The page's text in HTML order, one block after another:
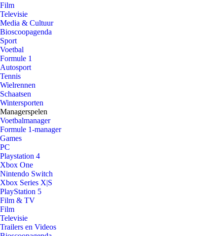
Film
Televisie
Media & Cultuur
Bioscoopagenda
Sport
Voetbal
Formule 1
Autosport
Tennis
Wielrennen
Schaatsen
Wintersporten
Managerspelen
Voetbalmanager
Formule 1-manager
Games
PC
Playstation 4
Xbox One
Nintendo Switch
Xbox Series X|S
PlayStation 5
Film & TV
Film
Televisie
Trailers en Videos